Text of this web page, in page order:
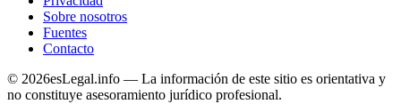
Sobre nosotros
Fuentes
Contacto
© 2026esLegal.info — La información de este sitio es orientativa y
no constituye asesoramiento jurídico profesional.